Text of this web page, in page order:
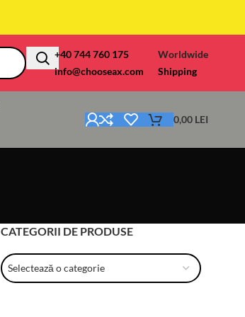
+40 744 760 175
info@chooseax.com
Worldwide
Shipping
0,00 LEI
CATEGORII DE PRODUSE
Selectează o categorie